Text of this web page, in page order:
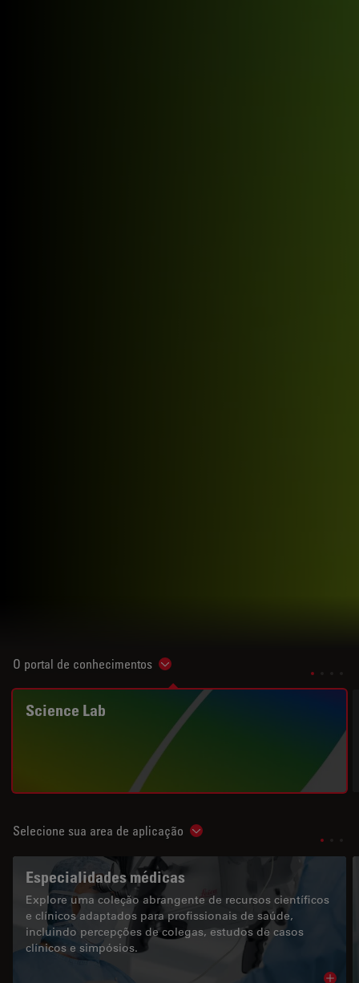
O portal de conhecimentos Show subnavigation
Science Lab
Selecione sua area de aplicação Show subnavigation
Especialidades médicas
Explore uma coleção abrangente de recursos científicos
e clínicos adaptados para profissionais de saúde,
incluindo percepções de colegas, estudos de casos
clínicos e simpósios.